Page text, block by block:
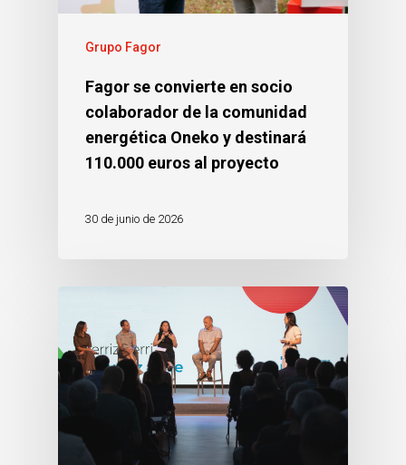
Grupo Fagor
Fagor se convierte en socio
colaborador de la comunidad
energética Oneko y destinará
110.000 euros al proyecto
30 de junio de 2026